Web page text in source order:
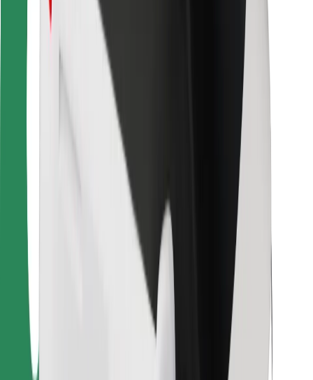
Για επιβάτες
Για τους οδηγούς
Για μεταφορείς
Για ιδιοκτήτες στόλου οχημάτων
Για εστιατόρια
Bolt for Business
Όροι & Προϋποθέσεις
Πάρε ταξί μέσα σε λίγα λεπτά!
Κατέβασε την εφαρμογή Bolt